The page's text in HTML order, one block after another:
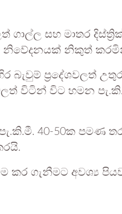
ගාල්ල සහ මාතර
නිවේදනයක් නිකුත්
ප්‍රදේශවලත්
විටින් විට හමන
40-50ක පමණ
කර ගැනීමට අවශ්‍ය